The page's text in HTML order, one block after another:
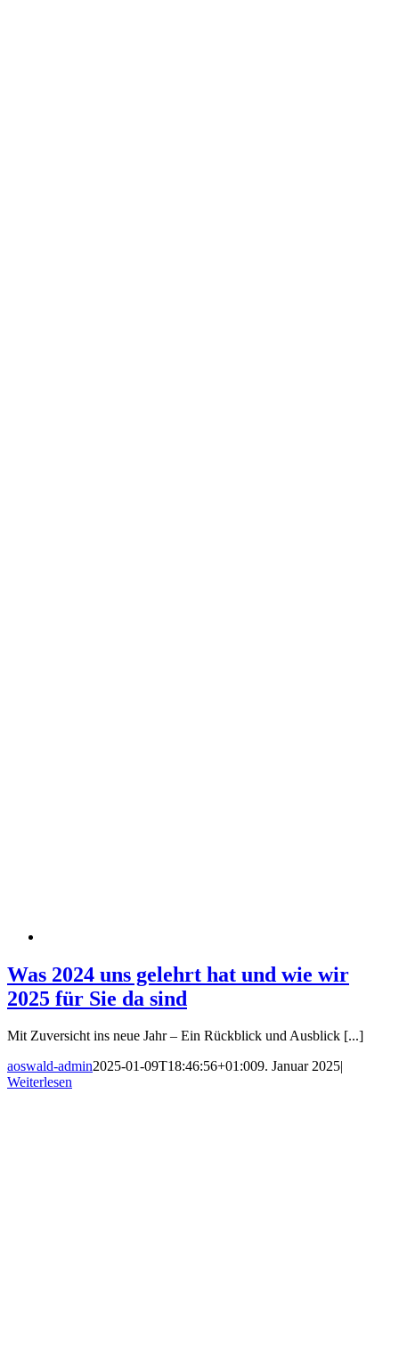
Was 2024 uns gelehrt hat und wie wir
2025 für Sie da sind
Mit Zuversicht ins neue Jahr – Ein Rückblick und Ausblick [...]
aoswald-admin2025-01-09T18:46:56+01:009. Januar 2025|
Weiterlesen